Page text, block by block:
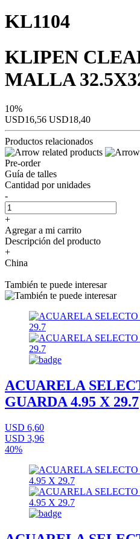
KL1104
KLIPEN
MALLA
10%
USD16,56 USD18,40
Productos relacionados
Pre-order
Guía de talles
Cantidad por unidades
-
+
Agregar a mi carrito
Descripción del producto
+
China
También te puede interesar
ACUARELA
GUARDA 4.95 X 29.7
USD 6,60
USD 3,96
40%